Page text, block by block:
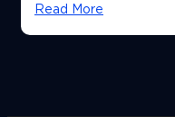
Read More